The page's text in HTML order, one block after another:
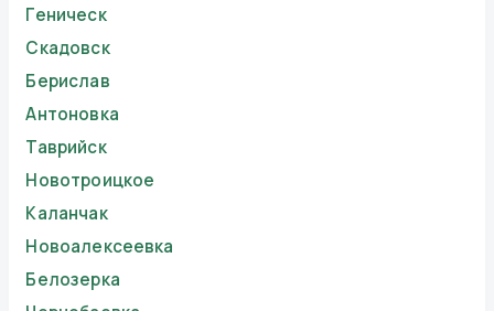
Геническ
Скадовск
Берислав
Антоновка
Таврийск
Новотроицкое
Каланчак
Новоалексеевка
Белозерка